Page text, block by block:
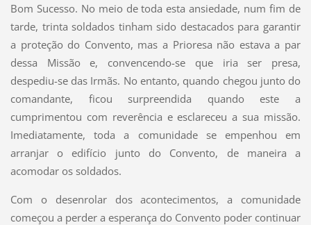
Bom Sucesso. No meio de toda esta ansiedade, num fim de
tarde, trinta soldados tinham sido destacados para garantir
a proteção do Convento, mas a Prioresa não estava a par
dessa Missão e, convencendo-se que iria ser presa,
despediu-se das Irmãs. No entanto, quando chegou junto do
comandante, ficou surpreendida quando este a
cumprimentou com reverência e esclareceu a sua missão.
Imediatamente, toda a comunidade se empenhou em
arranjar o edifício junto do Convento, de maneira a
acomodar os soldados.
Com o desenrolar dos acontecimentos, a comunidade
começou a perder a esperança do Convento poder continuar